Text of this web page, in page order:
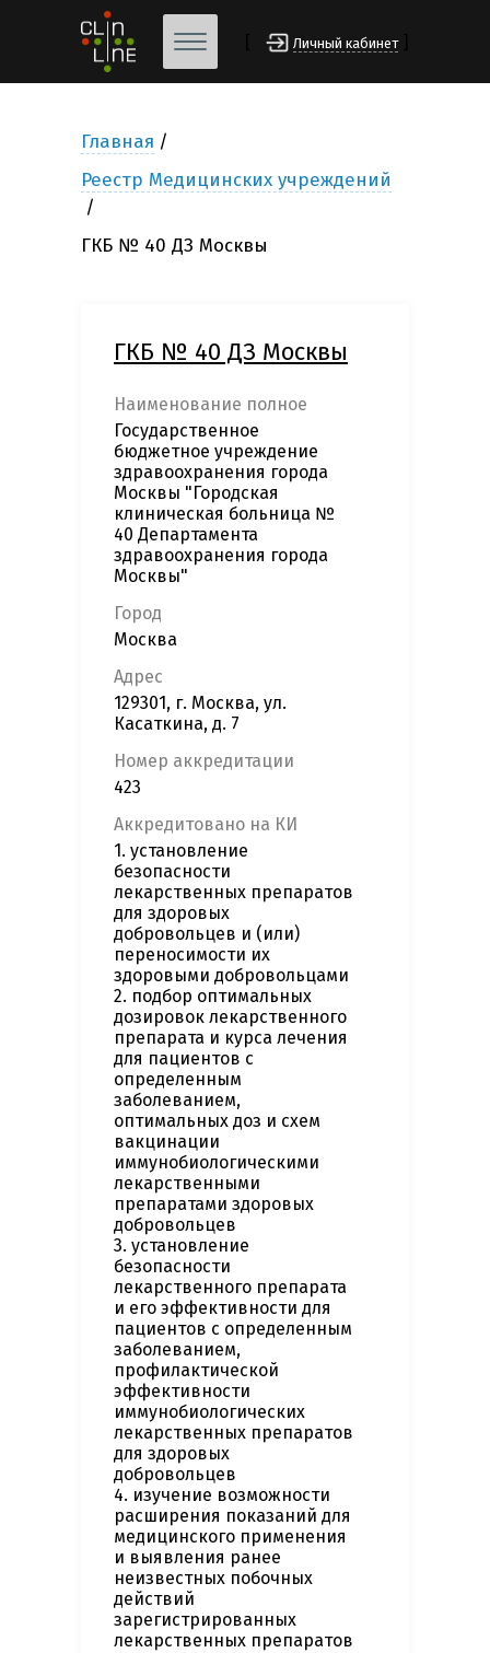
Личный кабинет
Главная
Реестр Медицинских учреждений
ГКБ № 40 ДЗ Москвы
ГКБ № 40 ДЗ Москвы
Наименование полное
Государственное
бюджетное учреждение
здравоохранения города
Москвы "Городская
клиническая больница №
40 Департамента
здравоохранения города
Москвы"
Город
Москва
Адрес
129301, г. Москва, ул.
Касаткина, д. 7
Номер аккредитации
423
Аккредитовано на КИ
1. установление
безопасности
лекарственных препаратов
для здоровых
добровольцев и (или)
переносимости их
здоровыми добровольцами
2. подбор оптимальных
дозировок лекарственного
препарата и курса лечения
для пациентов с
определенным
заболеванием,
оптимальных доз и схем
вакцинации
иммунобиологическими
лекарственными
препаратами здоровых
добровольцев
3. установление
безопасности
лекарственного препарата
и его эффективности для
пациентов с определенным
заболеванием,
профилактической
эффективности
иммунобиологических
лекарственных препаратов
для здоровых
добровольцев
4. изучение возможности
расширения показаний для
медицинского применения
и выявления ранее
неизвестных побочных
действий
зарегистрированных
лекарственных препаратов